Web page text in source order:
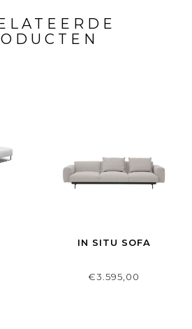
IN SITU SOFA
€3.595,00